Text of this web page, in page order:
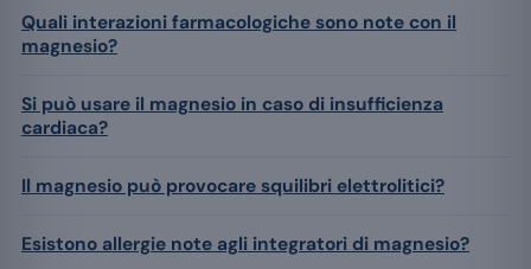
Quali interazioni farmacologiche sono note con il
magnesio?
Si può usare il magnesio in caso di insufficienza
cardiaca?
Il magnesio può provocare squilibri elettrolitici?
Esistono allergie note agli integratori di magnesio?